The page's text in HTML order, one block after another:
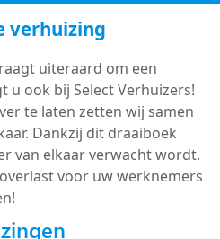
verhuizing
uiteraard om een
u ook bij Select Verhuizers!
te laten zetten wij samen
Dankzij dit draaiboek
van elkaar verwacht wordt.
voor uw werknemers